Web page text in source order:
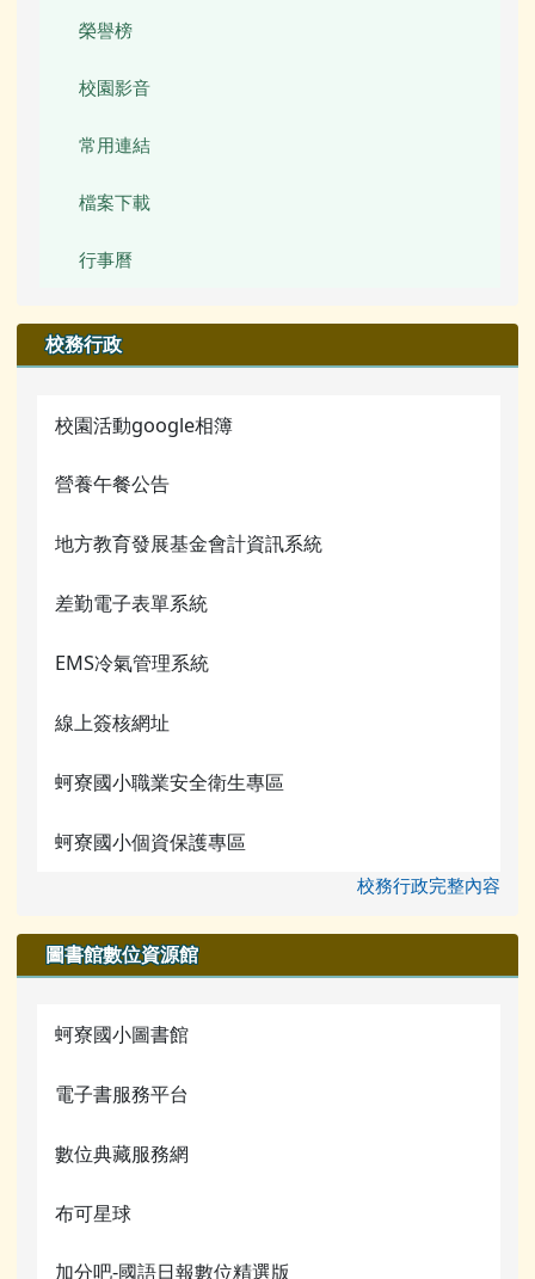
圖書館數位資源館
行事曆
行事曆
網管常用連結
關於我們
校務行政
蚵寮評鑑網站
宣導網站
榮譽榜
校園影音
常用連結
檔案下載
行事曆
校務行政
校園活動google相簿
營養午餐公告
地方教育發展基金會計資訊系統
差勤電子表單系統
EMS冷氣管理系統
線上簽核網址
蚵寮國小職業安全衛生專區
蚵寮國小個資保護專區
校務行政完整內容
圖書館數位資源館
蚵寮國小圖書館
電子書服務平台
數位典藏服務網
布可星球
加分吧-國語日報數位精選版